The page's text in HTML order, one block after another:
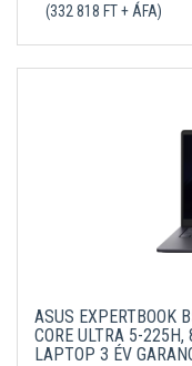
(332 818 FT + ÁFA)
ASUS EXPERTBOOK
CORE ULTRA 5-225H,
LAPTOP 3 ÉV